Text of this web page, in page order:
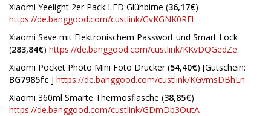
Xiaomi Yeelight 2er Pack LED Glühbirne (36,17€)
https://de.banggood.com/custlink/GvKGNK0RFl
Xiaomi Save mit Elektronischem Passwort und Smart Lock
(283,84€) https://de.banggood.com/custlink/KKvDQGedZe
Xiaomi Pocket Photo Mini Foto Drucker (54,40€) [Gutschein:
BG7985fc ] https://de.banggood.com/custlink/KGvmsDBhLn
Xiaomi 360ml Smarte Thermosflasche (38,85€)
https://de.banggood.com/custlink/GDmDb3OutA